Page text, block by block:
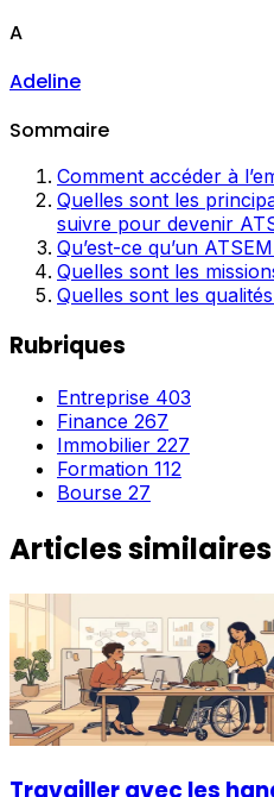
A
Adeline
Sommaire
Comment accéder à
Quelles sont les
suivre pour devenir
Qu’est-ce qu’un
Quelles sont les
Quelles sont les
Rubriques
Entreprise 403
Finance 267
Immobilier 227
Formation 112
Bourse 27
Articles similaires
Travailler avec les